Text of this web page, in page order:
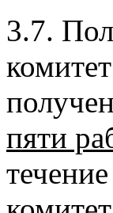
3.7.
пяти